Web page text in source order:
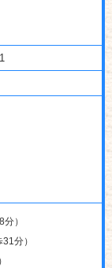
）
分）